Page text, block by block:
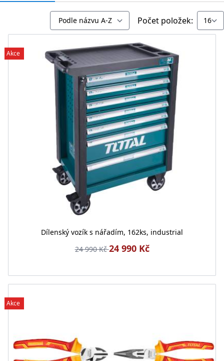
Počet položek:
Akce
Dílenský vozík s nářadím, 162ks, industrial
24 990 Kč24 990 Kč
Akce